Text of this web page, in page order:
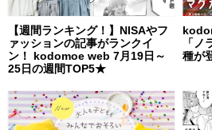
【週間ランキング！】NISAやフ
ァッションの記事がランクイ
ン！ kodomoe web 7月19日～
25日の週間TOP5★
「
種が